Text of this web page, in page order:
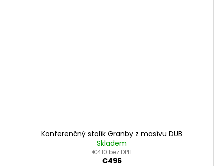
Konferenčný stolík Granby z masívu DUB
Skladem
€410 bez DPH
€496